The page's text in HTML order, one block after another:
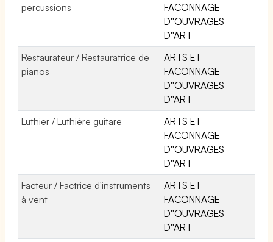
percussions
FACONNAGE
D''OUVRAGES
D''ART
Restaurateur / Restauratrice de
pianos
ARTS ET
FACONNAGE
D''OUVRAGES
D''ART
Luthier / Luthière guitare
ARTS ET
FACONNAGE
D''OUVRAGES
D''ART
Facteur / Factrice d'instruments
à vent
ARTS ET
FACONNAGE
D''OUVRAGES
D''ART